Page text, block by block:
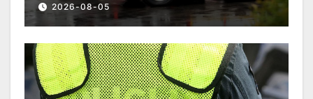
2026-08-05